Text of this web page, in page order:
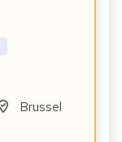
Brussel